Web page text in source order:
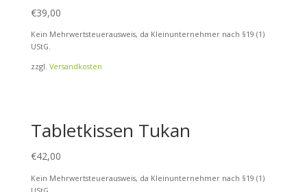
€39,00
Kein Mehrwertsteuerausweis, da Kleinunternehmer nach §19 (1)
UStG.
zzgl. Versandkosten
Tabletkissen Tukan
€42,00
Kein Mehrwertsteuerausweis, da Kleinunternehmer nach §19 (1)